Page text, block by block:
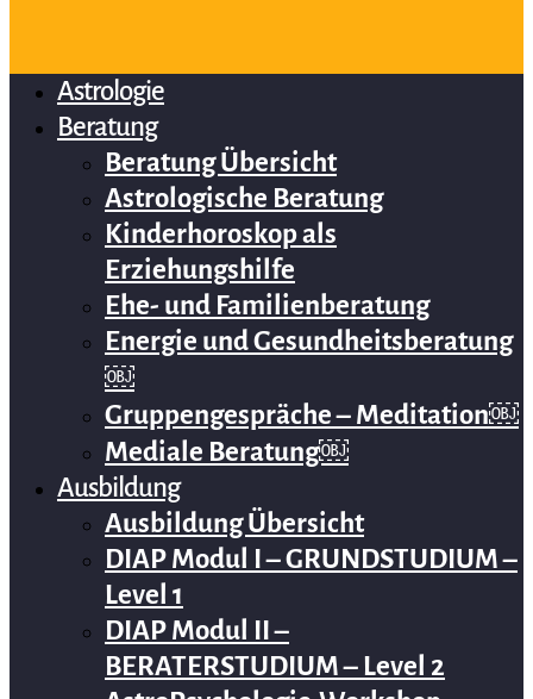
Astrologie
Beratung
Beratung Übersicht
Astrologische Beratung
Kinderhoroskop als
Erziehungshilfe
Ehe- und Familienberatung
Energie und Gesundheitsberatung
￼
Gruppengespräche – Meditation￼
Mediale Beratung￼
Ausbildung
Ausbildung Übersicht
DIAP Modul I – GRUNDSTUDIUM –
Level 1
DIAP Modul II –
BERATERSTUDIUM – Level 2